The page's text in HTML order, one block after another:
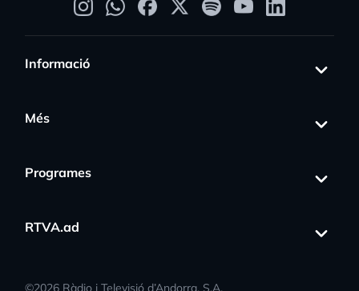
Informació
Més
Programes
RTVA.ad